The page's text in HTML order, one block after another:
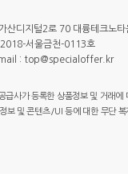
산디지털2로 70 대륭테크노
서울금천-0113호
: top@specialoffer.kr
사가 등록한 상품정보 및 거래
보 및 콘텐츠/UI 등에 대한 무단